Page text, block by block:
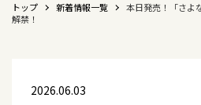
トップ 新着情報一覧
本日発売！「さよ
解禁！
2026.06.03